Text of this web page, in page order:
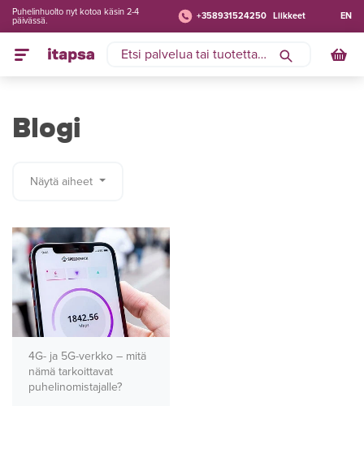
+358931524250 Liikkeet
Puhelinhuolto nyt kotoa käsin 2-4
päivässä.
EN
Blogi
Näytä aiheet
4G- ja 5G-verkko – mitä
nämä tarkoittavat
puhelinomistajalle?